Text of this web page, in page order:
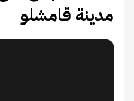
مدينة قامشلو